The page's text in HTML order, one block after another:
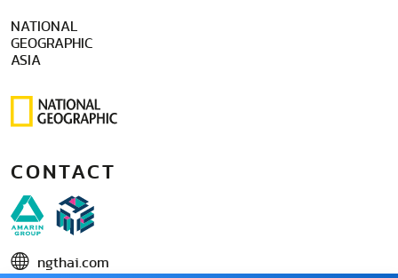
NATIONAL
GEOGRAPHIC
ASIA
CONTACT
ngthai.com